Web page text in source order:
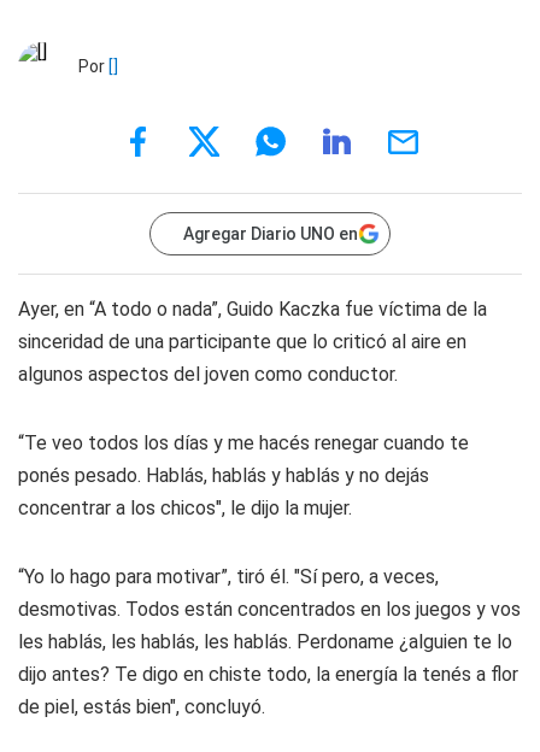
Por []
Agregar Diario UNO en
Ayer, en “A todo o nada”, Guido Kaczka fue víctima de la
sinceridad de una participante que lo criticó al aire en
algunos aspectos del joven como conductor.
“Te veo todos los días y me hacés renegar cuando te
ponés pesado. Hablás, hablás y hablás y no dejás
concentrar a los chicos", le dijo la mujer.
“Yo lo hago para motivar”, tiró él. "Sí pero, a veces,
desmotivas. Todos están concentrados en los juegos y vos
les hablás, les hablás, les hablás. Perdoname ¿alguien te lo
dijo antes? Te digo en chiste todo, la energía la tenés a flor
de piel, estás bien", concluyó.